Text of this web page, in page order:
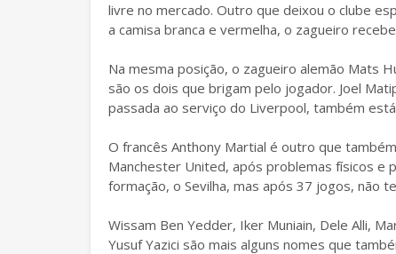
livre no mercado. Outro que deixou o clube
a camisa branca e vermelha, o zagueiro
Na mesma posição, o zagueiro alemão Mats
são os dois que brigam pelo jogador. Joel
passada ao serviço do Liverpool, também
O francês Anthony Martial é outro que
Manchester United, após problemas físicos e
formação, o Sevilha, mas após 37 jogos, não
Wissam Ben Yedder, Iker Muniain, Dele Alli,
Yusuf Yazici são mais alguns nomes que